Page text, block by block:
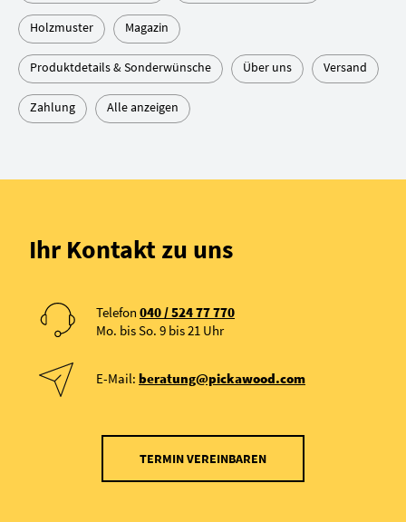
Holzmuster Magazin
Produktdetails & Sonderwünsche Über uns Versand
Zahlung Alle anzeigen
Ihr Kontakt zu uns
Telefon 040 / 524 77 770
Mo. bis So. 9 bis 21 Uhr
E-Mail: beratung@pickawood.com
TERMIN VEREINBAREN